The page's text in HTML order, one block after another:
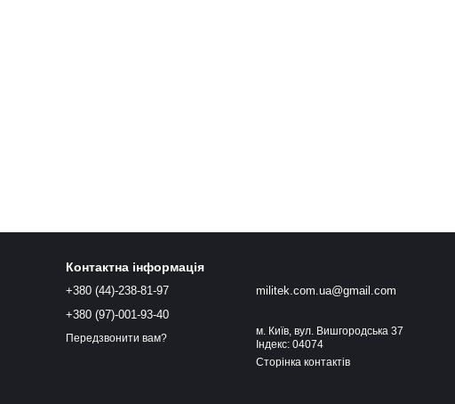
Контактна інформація
+380 (44)-238-81-97
+380 (97)-001-93-40
Передзвонити вам?
militek.com.ua@gmail.com
м. Київ, вул. Вишгородська 37
Індекс: 04074
Сторінка контактів